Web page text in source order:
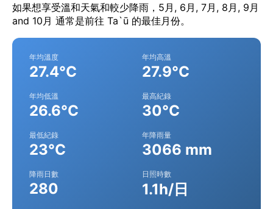
如果想享受溫和天氣和較少降雨，5月, 6月, 7月, 8月, 9月
and 10月 通常是前往 Ta`ū 的最佳月份。
年均溫度
27.4°C
年均高溫
27.9°C
年均低溫
26.6°C
最高紀錄
30°C
最低紀錄
23°C
年降雨量
3066 mm
降雨日數
280
日照時數
1.1h/日